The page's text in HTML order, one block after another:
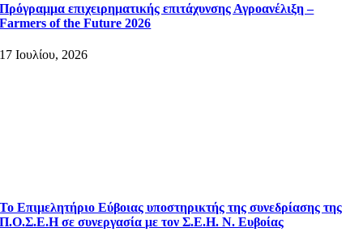
Πρόγραμμα επιχειρηματικής επιτάχυνσης Αγροανέλιξη –
Farmers of the Future 2026
17 Ιουλίου, 2026
Το Επιμελητήριο Εύβοιας υποστηρικτής της συνεδρίασης της
Π.Ο.Σ.Ε.Η σε συνεργασία με τον Σ.Ε.Η. Ν. Ευβοίας